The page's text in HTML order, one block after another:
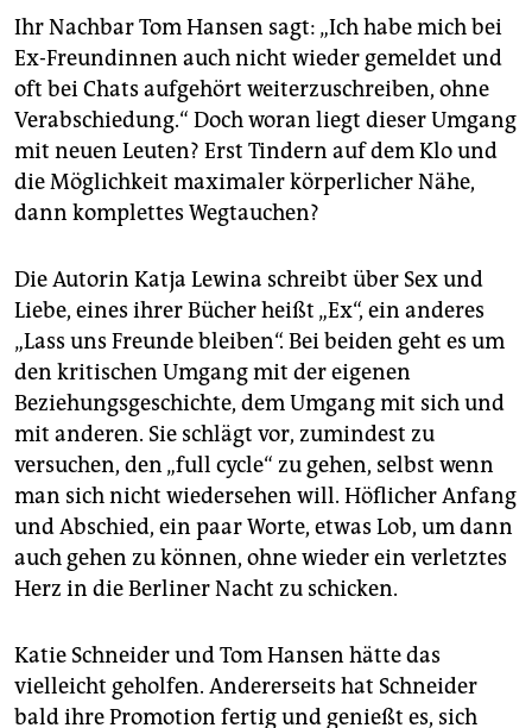
Ihr Nachbar Tom Hansen sagt: „Ich habe mich bei
Ex-Freundinnen auch nicht wieder gemeldet und
oft bei Chats aufgehört weiterzuschreiben, ohne
Verabschiedung.“ Doch woran liegt dieser Umgang
mit neuen Leuten? Erst Tindern auf dem Klo und
die Möglichkeit maximaler körperlicher Nähe,
dann komplettes Wegtauchen?
Die Autorin Katja Lewina schreibt über Sex und
Liebe, eines ihrer Bücher heißt „Ex“, ein anderes
„Lass uns Freunde bleiben“. Bei beiden geht es um
den kritischen Umgang mit der eigenen
Beziehungsgeschichte, dem Umgang mit sich und
mit anderen. Sie schlägt vor, zumindest zu
versuchen, den „full cycle“ zu gehen, selbst wenn
man sich nicht wiedersehen will. Höflicher Anfang
und Abschied, ein paar Worte, etwas Lob, um dann
auch gehen zu können, ohne wieder ein verletztes
Herz in die Berliner Nacht zu schicken.
Katie Schneider und Tom Hansen hätte das
vielleicht geholfen. Andererseits hat Schneider
bald ihre Promotion fertig und genießt es, sich